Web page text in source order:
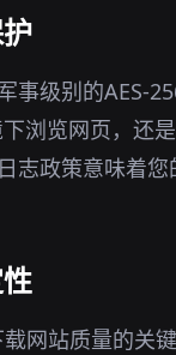
事级别的AES-
浏览网页，还
志政策意味着
网站质量的关